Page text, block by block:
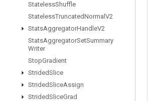
StatelessShuffle
StatelessTruncatedNormal V2
StatsAggregatorHandleV2
StatsAggregatorSetSummary
Writer
StopGradient
StridedSlice
StridedSliceAssign
StridedSliceGrad